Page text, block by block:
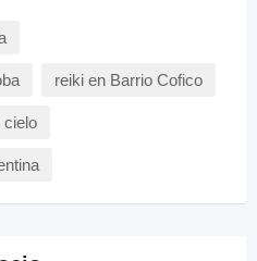
reiki en Barrio Cofico
cielo